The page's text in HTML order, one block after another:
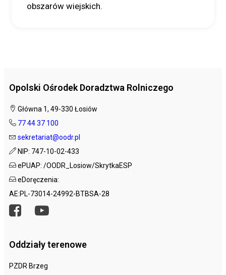
obszarów wiejskich.
Opolski Ośrodek Doradztwa Rolniczego
Główna 1, 49-330 Łosiów
77 44 37 100
sekretariat@oodr.pl
NIP: 747-10-02-433
ePUAP: /OODR_Losiow/SkrytkaESP
eDoręczenia:
AE:PL-73014-24992-BTBSA-28
Oddziały terenowe
PZDR Brzeg